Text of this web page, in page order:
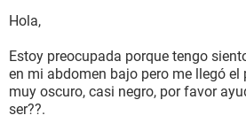
SEXUALIDAD
GLOSARIO
Hola,
Estoy preocupada porque tengo
en mi abdomen bajo pero me llegó el
muy oscuro, casi negro, por favor
ser??.